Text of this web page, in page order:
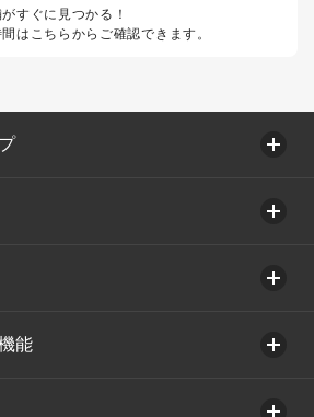
すぐに見つかる！
はこちらからご確認できます。
能